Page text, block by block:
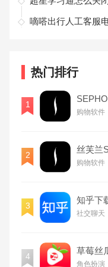
热门排行
1
购物软件
2
购物软件
3
社交聊天
4
角色扮演